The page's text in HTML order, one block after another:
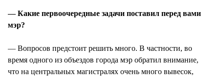
— Какие первоочередные задачи поставил перед вами
мэр?
— Вопросов предстоит решить много. В частности, во
время одного из объездов города мэр обратил внимание,
что на центральных магистралях очень много вывесок,